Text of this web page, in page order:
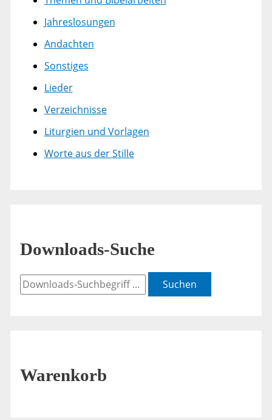
Jahreslosungen
Andachten
Sonstiges
Lieder
Verzeichnisse
Liturgien und Vorlagen
Worte aus der Stille
Downloads-Suche
Suchen
Warenkorb